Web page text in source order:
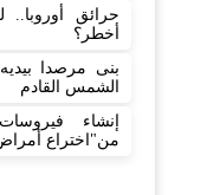
حرائق أوروبا..
أخطر؟
بنى مرصدا
الشمس القادم
إنشاء
من"اختراع